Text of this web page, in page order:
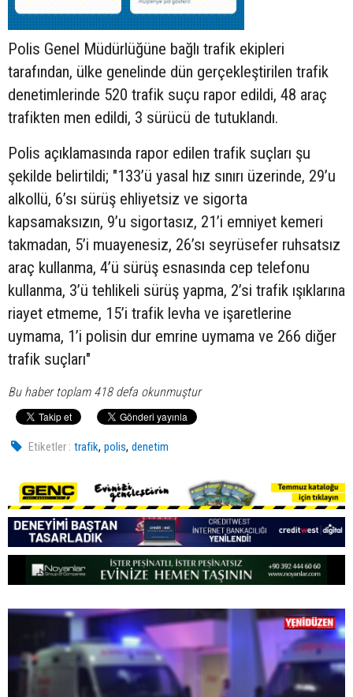
Polis Genel Müdürlüğüne bağlı trafik ekipleri
tarafından, ülke genelinde dün gerçekleştirilen trafik
denetimlerinde 520 trafik suçu rapor edildi, 48 araç
trafikten men edildi, 3 sürücü de tutuklandı.
Polis açıklamasında rapor edilen trafik suçları şu
şekilde belirtildi; "133’ü yasal hız sınırı üzerinde, 29’u
alkollü, 6’sı sürüş ehliyetsiz ve sigorta
kapsamaksızın, 9’u sigortasız, 21’i emniyet kemeri
takmadan, 5’i muayenesiz, 26’sı seyrüsefer ruhsatsız
araç kullanma, 4’ü sürüş esnasında cep telefonu
kullanma, 3’ü tehlikeli sürüş yapma, 2’si trafik ışıklarına
riayet etmeme, 15’i trafik levha ve işaretlerine
uymama, 1’i polisin dur emrine uymama ve 266 diğer
trafik suçları"
Bu haber toplam 418 defa okunmuştur
Etiketler : trafik,polis,denetim